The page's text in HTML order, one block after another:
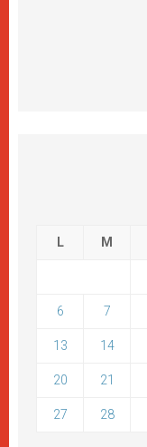
L M
6 7
13 14
20 21
27 28